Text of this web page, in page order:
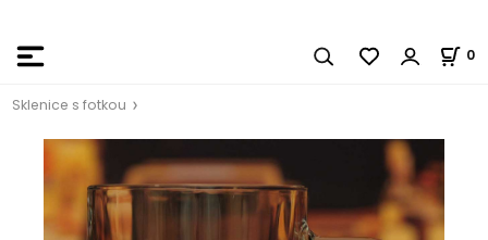
0
Sklenice s fotkou